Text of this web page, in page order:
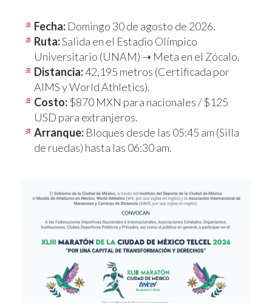
Fecha: Domingo 30 de agosto de 2026.
Ruta:Salida en el Estadio Olímpico
Universitario (UNAM) ➝ Meta en el Zócalo.
Distancia:42,195 metros (Certificada por
AIMS y World Athletics).
Costo:$870 MXN para nacionales / $125
USD para extranjeros.
Arranque: Bloques desde las 05:45 am (Silla
de ruedas) hasta las 06:30 am.